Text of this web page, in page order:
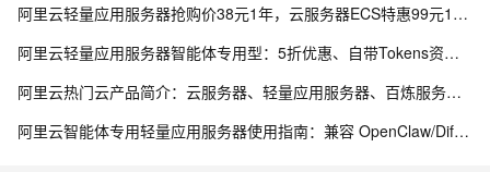
阿里云轻量应用服务器抢购价38元1年，云服务器ECS特惠99元1年，区别与选购指南参考
阿里云轻量应用服务器智能体专用型：5折优惠、自带Tokens资源包，用于云端专属AI等应用
阿里云热门云产品简介：云服务器、轻量应用服务器、百炼服务平台、大模型等
阿里云智能体专用轻量应用服务器使用指南：兼容 OpenClaw/Dify，限时5折活动